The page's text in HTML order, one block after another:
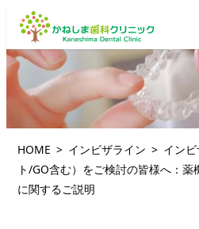
HOME インビザライン
イン
ト/GO含む）をご検討の皆様へ：
に関するご説明